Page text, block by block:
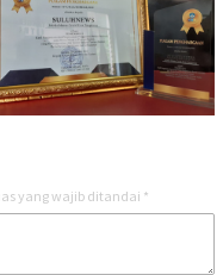
yang wajib ditandai *